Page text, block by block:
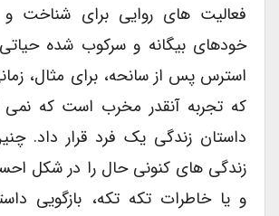
فعالیت های روایی برای شناخت و
خودهای بیگانه و سرکوب شده
استرس پس از سانحه، برای مثال،
که تجربه آنقدر مخرب است که نمی
داستان زندگی یک فرد قرار داد.
زندگی های کنونی حال را در شکل
و یا خاطرات تکه تکه، بازگویی